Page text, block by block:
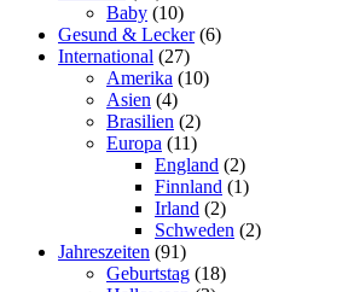
Baby (10)
Gesund & Lecker(6)
International (27)
Amerika (10)
Asien (4)
Brasilien (2)
Europa (11)
England (2)
Finnland (1)
Irland (2)
Schweden (2)
Jahreszeiten (91)
Geburtstag (18)